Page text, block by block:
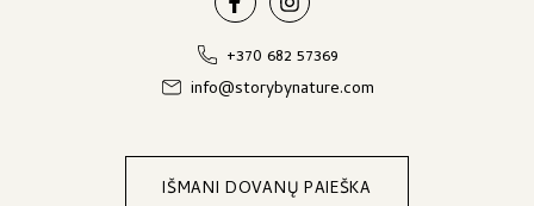
+370 682 57369
info@storybynature.com
IŠMANI DOVANŲ PAIEŠKA